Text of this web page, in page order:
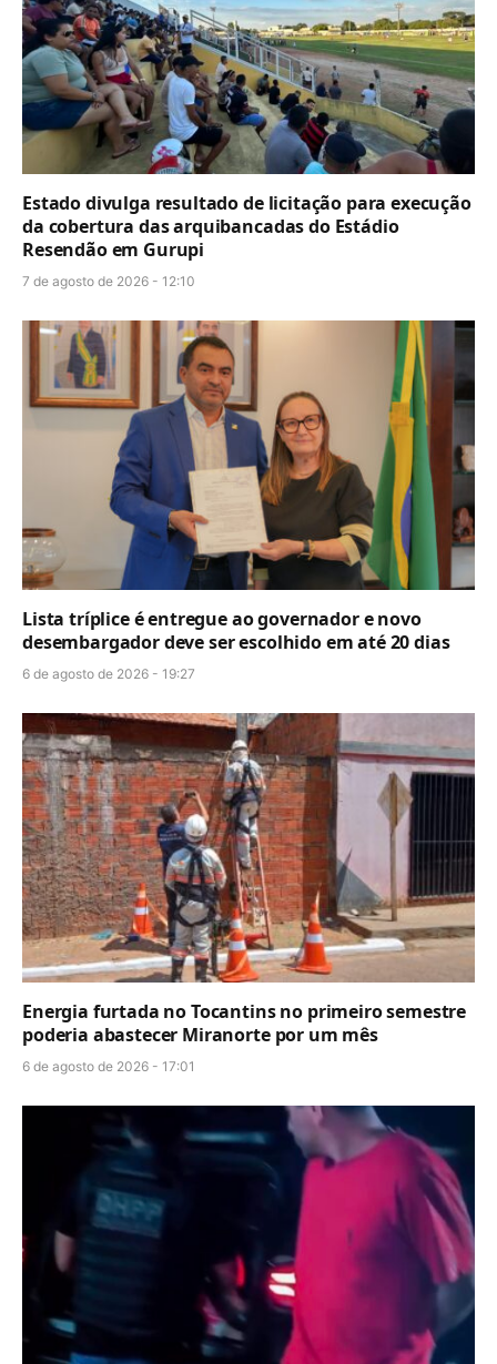
Estado divulga resultado de licitação para execução
da cobertura das arquibancadas do Estádio
Resendão em Gurupi
7 de agosto de 2026 - 12:10
Lista tríplice é entregue ao governador e novo
desembargador deve ser escolhido em até 20 dias
6 de agosto de 2026 - 19:27
Energia furtada no Tocantins no primeiro semestre
poderia abastecer Miranorte por um mês
6 de agosto de 2026 - 17:01